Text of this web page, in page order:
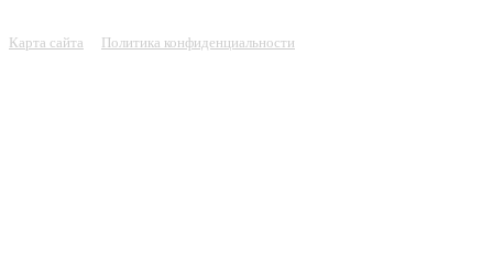
Карта сайта Политика конфиденциальности